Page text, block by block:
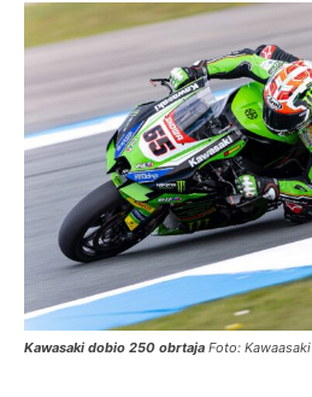
Kawasaki dobio 250 obrtaja Foto: Kawaasaki